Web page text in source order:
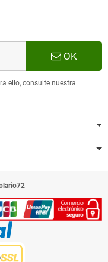
OK
ello, consulte nuestra